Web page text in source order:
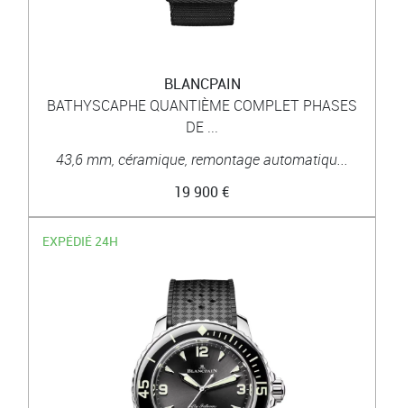
BLANCPAIN
BATHYSCAPHE QUANTIÈME COMPLET PHASES
DE ...
43,6 mm, céramique, remontage automatiqu...
19 900 €
EXPÉDIÉ 24H